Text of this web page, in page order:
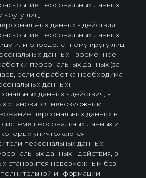
персональных данных
лиц;
данных - действия,
персональных данных
или определенному кругу лиц;
данных - временное
персональных данных (за
если обработка необходима
данных);
данных - действия, в
становится невозможным
персональных данных в
персональных данных и
которых уничтожаются
персональных данных;
данных - действия, в
становится невозможным без
информации